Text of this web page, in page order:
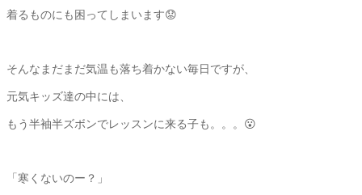
着るものにも困ってしまいます😟
そんなまだまだ気温も落ち着かない毎日ですが、
元気キッズ達の中には、
もう半袖半ズボンでレッスンに来る子も。。。😮
「寒くないのー？」